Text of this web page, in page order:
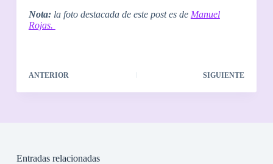
Nota: la foto destacada de este post es de Manuel
Rojas.
ANTERIOR SIGUIENTE
Entradas relacionadas